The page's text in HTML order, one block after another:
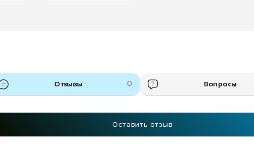
Отзывы 0 Вопросы
Оставить отзыв